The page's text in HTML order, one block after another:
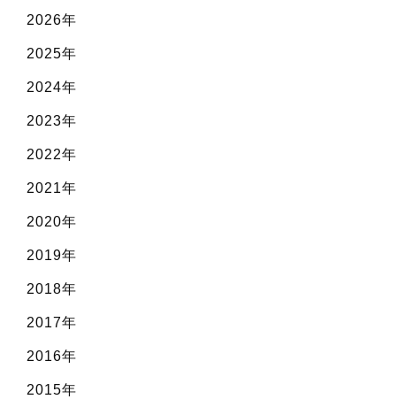
2026年
2025年
2024年
2023年
2022年
2021年
2020年
2019年
2018年
2017年
2016年
2015年